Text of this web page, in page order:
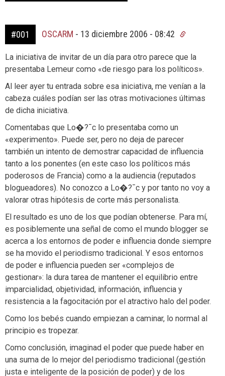
#001 OSCARM - 13 diciembre 2006 - 08:42
La iniciativa de invitar de un día para otro parece que la
presentaba Lemeur como «de riesgo para los políticos».
Al leer ayer tu entrada sobre esa iniciativa, me venían a la
cabeza cuáles podían ser las otras motivaciones últimas
de dicha iniciativa.
Comentabas que Lo�?¯c lo presentaba como un
«experimento». Puede ser, pero no deja de parecer
también un intento de demostrar capacidad de influencia
tanto a los ponentes (en este caso los políticos más
poderosos de Francia) como a la audiencia (reputados
blogueadores). No conozco a Lo�?¯c y por tanto no voy a
valorar otras hipótesis de corte más personalista.
El resultado es uno de los que podían obtenerse. Para mí,
es posiblemente una señal de como el mundo blogger se
acerca a los entornos de poder e influencia donde siempre
se ha movido el periodismo tradicional. Y esos entornos
de poder e influencia pueden ser «complejos de
gestionar»: la dura tarea de mantener el equilibrio entre
imparcialidad, objetividad, información, influencia y
resistencia a la fagocitación por el atractivo halo del poder.
Como los bebés cuando empiezan a caminar, lo normal al
principio es tropezar.
Como conclusión, imaginad el poder que puede haber en
una suma de lo mejor del periodismo tradicional (gestión
justa e inteligente de la posición de poder) y de los